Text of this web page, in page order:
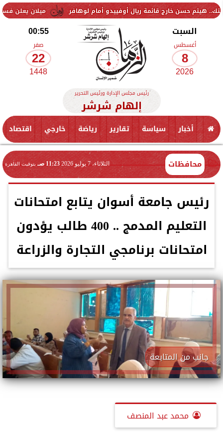
ميلان يعلن فسخ عقد إسماعيل قائمة ريال أوفييدو أمام لوهافر
السبت
أغسطس
8
2026
00:55
صفر
22
1448
رئيس مجلس الإدارة ورئيس التحرير
إلهام شرشر
أخبار سياسة تقارير رياضة خارجي اقتصاد
محافظات الثلاثاء، 7 يوليو 2026 11:23 صـ بتوقيت القاهرة
رئيس جامعة أسوان يتابع امتحانات
التعليم المدمج .. 400 طالب يؤدون
امتحانات برنامجي التجارة والزراعة
جانب من المتابعة
محمد عبد المنصف